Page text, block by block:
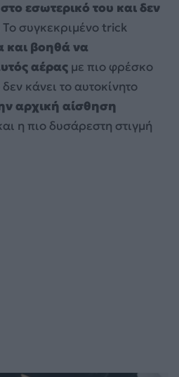
εσωτερικό του και δεν
Το συγκεκριμένο trick
και βοηθά να
αέρας με πιο φρέσκο
κάνει το αυτοκίνητο
αρχική αίσθηση
η πιο δυσάρεστη στιγμή